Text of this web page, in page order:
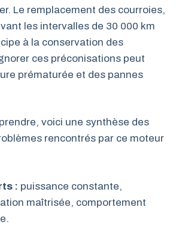
Le remplacement des courroies,
les intervalles de 30 000 km
à la conservation des
ces préconisations peut
prématurée et des pannes
voici une synthèse des
rencontrés par ce moteur
: puissance constante,
maîtrisée, comportement